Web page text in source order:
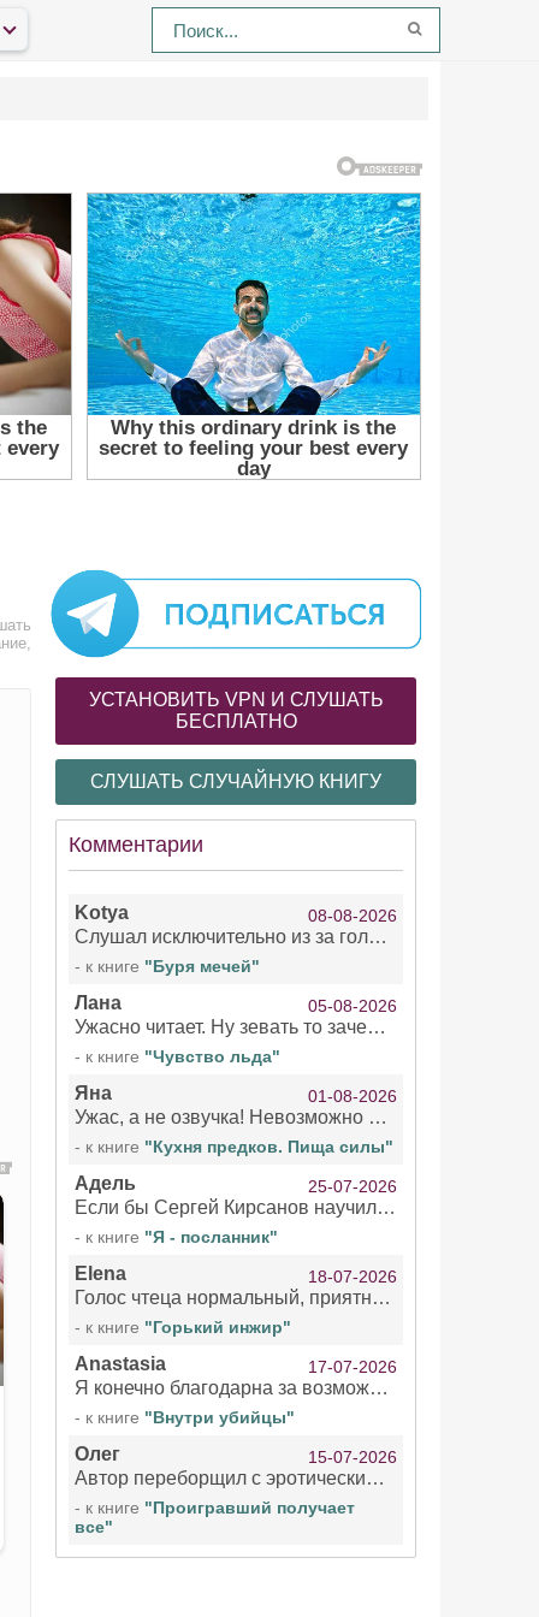
УСТАНОВИТЬ VPN И СЛУШАТЬ
БЕСПЛАТНО
СЛУШАТЬ СЛУЧАЙНУЮ КНИГУ
Комментарии
Kotya 08-08-2026
Слушал исключительно из за голоса девушки озвучивающей Арью Сансу и Кейтлин . Жаль что ее голос не озвучил остальное . При всем уважении к чтецами мужчинам/не. Интересно, есть ли с ее озвучкой еще какие нибудь книги?!
- к книге "Буря мечей"
Лана 05-08-2026
Ужасно читает. Ну зевать то зачем. Уже не говорю, что ударения ставит, как хочет.
- к книге "Чувство льда"
Яна 01-08-2026
Ужас, а не озвучка! Невозможно вникать в смысл текста из за кривляний чтеца
- к книге "Кухня предков. Пища силы"
Адель 25-07-2026
Если бы Сергей Кирсанов научился не сглатывать каждые 1-2 минуты слюну, так что слышно в микрофоне и, что вызывает отвращение, то мелжно было бы слушать.
- к книге "Я - посланник"
Elena 18-07-2026
Голос чтеца нормальный, приятный тембр. Мне очень понравилось озвучивание рассказа. Очень странный отзыв Надежды. Может у неё что-то с нервами?
- к книге "Горький инжир"
Anastasia 17-07-2026
Я конечно благодарна за возможность бесплатно слушать книги даже новинки , но чтение этой книги просто ужасно
- к книге "Внутри убийцы"
Олег 15-07-2026
Автор переборщил с эротическими сценами. Похоже, с этим у него проблемы.
- к книге "Проигравший получает
все"